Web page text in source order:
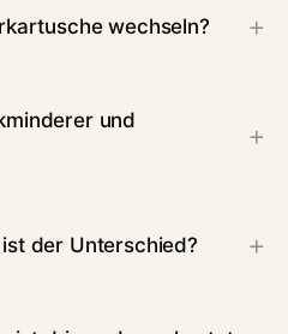
wechseln?
und
der Unterschied?